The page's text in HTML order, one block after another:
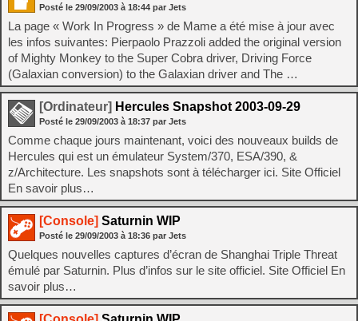
Posté le 29/09/2003 à 18:44 par Jets
La page « Work In Progress » de Mame a été mise à jour avec
les infos suivantes: Pierpaolo Prazzoli added the original version
of Mighty Monkey to the Super Cobra driver, Driving Force
(Galaxian conversion) to the Galaxian driver and The …
[Ordinateur] Hercules Snapshot 2003-09-29
Posté le 29/09/2003 à 18:37 par Jets
Comme chaque jours maintenant, voici des nouveaux builds de
Hercules qui est un émulateur System/370, ESA/390, &
z/Architecture. Les snapshots sont à télécharger ici. Site Officiel
En savoir plus…
[Console] Saturnin WIP
Posté le 29/09/2003 à 18:36 par Jets
Quelques nouvelles captures d’écran de Shanghai Triple Threat
émulé par Saturnin. Plus d’infos sur le site officiel. Site Officiel En
savoir plus…